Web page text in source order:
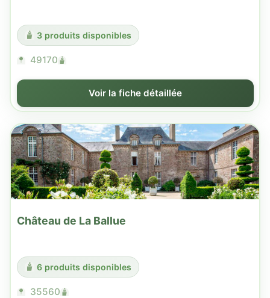
3 produits disponibles
49170
Voir la fiche détaillée
Château de La Ballue
6 produits disponibles
35560